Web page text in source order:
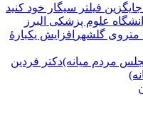
فیلتر سیگار خود کنید
علوم پزشکی البرز
افزایش یکبارۀ
دكتر فردين